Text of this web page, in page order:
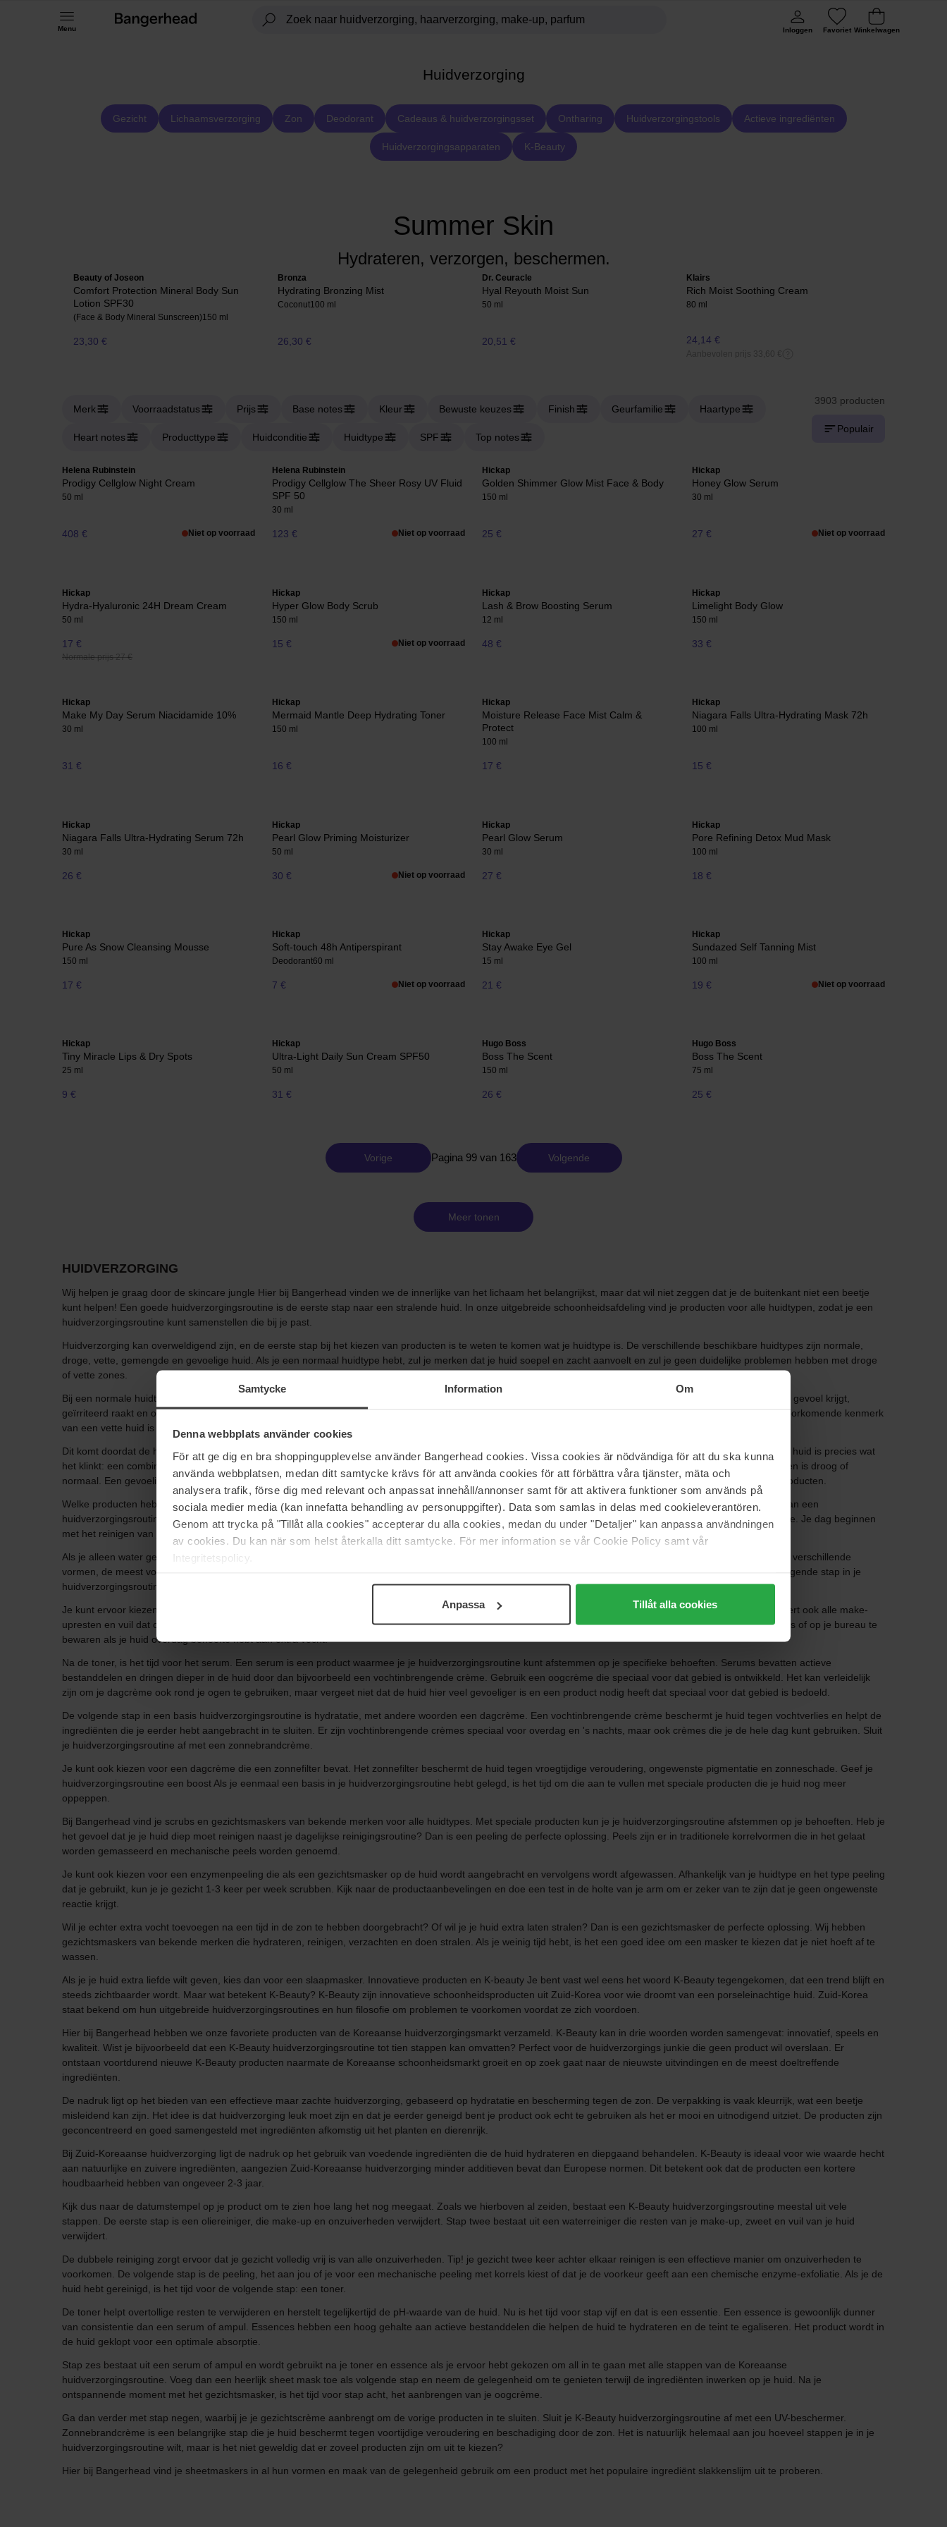
Samtycke Information Om
Denna webbplats använder cookies
För att ge dig en bra shoppingupplevelse använder Bangerhead cookies. Vissa cookies är nödvändiga för att du ska kunna
använda webbplatsen, medan ditt samtycke krävs för att använda cookies för att förbättra våra tjänster, mäta och
analysera trafik, förse dig med relevant och anpassat innehåll/annonser samt för att aktivera funktioner som används på
sociala medier media (kan innefatta behandling av personuppgifter). Data som samlas in delas med cookieleverantören.
Genom att trycka på "Tillåt alla cookies" accepterar du alla cookies, medan du under "Detaljer" kan anpassa användningen
av cookies. Du kan när som helst återkalla ditt samtycke. För mer information se vår Cookie Policy samt vår
Integritetspolicy.
Anpassa Tillåt alla cookies
Menu Inloggen Favoriet Winkelwagen
Huidverzorging
Gezicht Lichaamsverzorging Zon Deodorant Cadeaus & huidverzorgingsset Ontharing Huidverzorgingstools Actieve ingrediënten
Huidverzorgingsapparaten K-Beauty
Summer Skin
Hydrateren, verzorgen, beschermen.
Beauty of Joseon
Comfort Protection Mineral Body Sun
Lotion SPF30
(Face & Body Mineral Sunscreen)150 ml
23,30 €
Bronza
Hydrating Bronzing Mist
Coconut100 ml
26,30 €
Dr. Ceuracle
Hyal Reyouth Moist Sun
50 ml
20,51 €
Klairs
Rich Moist Soothing Cream
80 ml
24,14 €
Aanbevolen prijs 33,60 €
Merk Voorraadstatus Prijs Base notes Kleur Bewuste keuzes Finish Geurfamilie Haartype
Heart notes Producttype Huidconditie Huidtype SPF Top notes
3903 producten
Populair
Helena Rubinstein
Prodigy Cellglow Night Cream
50 ml
408 € Niet op voorraad
Helena Rubinstein
Prodigy Cellglow The Sheer Rosy UV Fluid
SPF 50
30 ml
123 € Niet op voorraad
Hickap
Golden Shimmer Glow Mist Face & Body
150 ml
25 €
Hickap
Honey Glow Serum
30 ml
27 € Niet op voorraad
Hickap
Hydra-Hyaluronic 24H Dream Cream
50 ml
17 €
Normale prijs 27 €
Hickap
Hyper Glow Body Scrub
150 ml
15 € Niet op voorraad
Hickap
Lash & Brow Boosting Serum
12 ml
48 €
Hickap
Limelight Body Glow
150 ml
33 €
Hickap
Make My Day Serum Niacidamide 10%
30 ml
31 €
Hickap
Mermaid Mantle Deep Hydrating Toner
150 ml
16 €
Hickap
Moisture Release Face Mist Calm &
Protect
100 ml
17 €
Hickap
Niagara Falls Ultra-Hydrating Mask 72h
100 ml
15 €
Hickap
Niagara Falls Ultra-Hydrating Serum 72h
30 ml
26 €
Hickap
Pearl Glow Priming Moisturizer
50 ml
30 € Niet op voorraad
Hickap
Pearl Glow Serum
30 ml
27 €
Hickap
Pore Refining Detox Mud Mask
100 ml
18 €
Hickap
Pure As Snow Cleansing Mousse
150 ml
17 €
Hickap
Soft-touch 48h Antiperspirant
Deodorant60 ml
7 € Niet op voorraad
Hickap
Stay Awake Eye Gel
15 ml
21 €
Hickap
Sundazed Self Tanning Mist
100 ml
19 € Niet op voorraad
Hickap
Tiny Miracle Lips & Dry Spots
25 ml
9 €
Hickap
Ultra-Light Daily Sun Cream SPF50
50 ml
31 €
Hugo Boss
Boss The Scent
150 ml
26 €
Hugo Boss
Boss The Scent
75 ml
25 €
Vorige Pagina 99 van 163 Volgende
Meer tonen
HUIDVERZORGING
Wij helpen je graag door de skincare jungle Hier bij Bangerhead vinden we de innerlijke van het lichaam het belangrijkst, maar dat wil niet zeggen dat je de buitenkant niet een beetje
kunt helpen! Een goede huidverzorgingsroutine is de eerste stap naar een stralende huid. In onze uitgebreide schoonheidsafdeling vind je producten voor alle huidtypen, zodat je een
huidverzorgingsroutine kunt samenstellen die bij je past.
Huidverzorging kan overweldigend zijn, en de eerste stap bij het kiezen van producten is te weten te komen wat je huidtype is. De verschillende beschikbare huidtypes zijn normale,
droge, vette, gemengde en gevoelige huid. Als je een normaal huidtype hebt, zul je merken dat je huid soepel en zacht aanvoelt en zul je geen duidelijke problemen hebben met droge
of vette zones.
Bij een normale huidtype zal je ook niet ervaren dat je huid prikt, trekkerig aanvoelt of jeukt. Als je echter een droge huid heeft, is de kans groter dat je een trekkerig gevoel krijgt,
geïrriteerd raakt en op bepaalde plaatsen zelfs schilfertjes krijgt. Een droge huid geeft sneller water af dan een normale huid en droogt dus sneller uit. Het meest voorkomende kenmerk
van een vette huid is dat deze vaak glanst en dat je last kunt hebben van vergrote poriën met mee-eters en acne.
Dit komt doordat de huid een overproductie heeft van talg, een mengsel van de oliën die van nature door de talgklieren worden geproduceerd. Een gecombineerde huid is precies wat
het klinkt: een combinatie van twee huidtypes. De gecombineerde huid is meestal vet in de T-zone tussen het voorhoofd, de neus en de kin en de huid op de wangen is droog of
normaal. Een gevoelig huidtype kan last hebben van een jeukende, branderige of prikkende huid en kan reageren op verschillende cosmetica of huidverzorgingsproducten.
Welke producten heb ik nodig in een huidverzorgingsroutine? Natuurlijk is een huidverzorgingsroutine afhankelijk van je huidtype en hoeveel tijd je hebt. De basis van een
huidverzorgingsroutine kan in de volgende stappen worden samengevat - reiniging, toner of tonic, serum, oogcrème, vochtinbrengende crème en zonnebrandcrème. Je dag beginnen
met het reinigen van je gezicht is een goede basis voor je huidverzorgingsroutine.
Als je alleen water gebruikt, loop je het risico dat je huid uitdroogt, omdat de pH-waarde van het water je huid uit balans kan brengen. Reinigingsproducten zijn er in verschillende
vormen, de meest voorkomende zijn olie, mousse, melk, crème, gel, schuim en voor wie onderweg is - reinigingsdoekjes. Een hydraterende toner is de logische volgende stap in je
huidverzorgingsroutine.
Je kunt ervoor kiezen het product rechtstreeks op de huid te sprayen als de verpakking dat toelaat, of het aan te brengen met een wattenschijfje. Een toner verwijdert ook alle make-
upresten en vuil dat op de huid is achtergebleven. Het bereidt de huid voor op de volgende stap in je huidverzorgingsroutine. Tip! Een facemist is perfect om in je tas of op je bureau te
bewaren als je huid overdag behoefte hebt aan extra vocht.
Na de toner, is het tijd voor het serum. Een serum is een product waarmee je je huidverzorgingsroutine kunt afstemmen op je specifieke behoeften. Serums bevatten actieve
bestanddelen en dringen dieper in de huid door dan bijvoorbeeld een vochtinbrengende crème. Gebruik een oogcrème die speciaal voor dat gebied is ontwikkeld. Het kan verleidelijk
zijn om je dagcrème ook rond je ogen te gebruiken, maar vergeet niet dat de huid hier veel gevoeliger is en een product nodig heeft dat speciaal voor dat gebied is bedoeld.
De volgende stap in een basis huidverzorgingsroutine is hydratatie, met andere woorden een dagcrème. Een vochtinbrengende crème beschermt je huid tegen vochtverlies en helpt de
ingrediënten die je eerder hebt aangebracht in te sluiten. Er zijn vochtinbrengende crèmes speciaal voor overdag en 's nachts, maar ook crèmes die je de hele dag kunt gebruiken. Sluit
je huidverzorgingsroutine af met een zonnebrandcrème.
Je kunt ook kiezen voor een dagcrème die een zonnefilter bevat. Het zonnefilter beschermt de huid tegen vroegtijdige veroudering, ongewenste pigmentatie en zonneschade. Geef je
huidverzorgingsroutine een boost Als je eenmaal een basis in je huidverzorgingsroutine hebt gelegd, is het tijd om die aan te vullen met speciale producten die je huid nog meer
oppeppen.
Bij Bangerhead vind je scrubs en gezichtsmaskers van bekende merken voor alle huidtypes. Met speciale producten kun je je huidverzorgingsroutine afstemmen op je behoeften. Heb je
het gevoel dat je je huid diep moet reinigen naast je dagelijkse reinigingsroutine? Dan is een peeling de perfecte oplossing. Peels zijn er in traditionele korrelvormen die in het gelaat
worden gemasseerd en mechanische peels worden genoemd.
Je kunt ook kiezen voor een enzymenpeeling die als een gezichtsmasker op de huid wordt aangebracht en vervolgens wordt afgewassen. Afhankelijk van je huidtype en het type peeling
dat je gebruikt, kun je je gezicht 1-3 keer per week scrubben. Kijk naar de productaanbevelingen en doe een test in de holte van je arm om er zeker van te zijn dat je geen ongewenste
reactie krijgt.
Wil je echter extra vocht toevoegen na een tijd in de zon te hebben doorgebracht? Of wil je je huid extra laten stralen? Dan is een gezichtsmasker de perfecte oplossing. Wij hebben
gezichtsmaskers van bekende merken die hydrateren, reinigen, verzachten en doen stralen. Als je weinig tijd hebt, is het een goed idee om een masker te kiezen dat je niet hoeft af te
wassen.
Als je je huid extra liefde wilt geven, kies dan voor een slaapmasker. Innovatieve producten en K-beauty Je bent vast wel eens het woord K-Beauty tegengekomen, dat een trend blijft en
steeds zichtbaarder wordt. Maar wat betekent K-Beauty? K-Beauty zijn innovatieve schoonheidsproducten uit Zuid-Korea voor wie droomt van een porseleinachtige huid. Zuid-Korea
staat bekend om hun uitgebreide huidverzorgingsroutines en hun filosofie om problemen te voorkomen voordat ze zich voordoen.
Hier bij Bangerhead hebben we onze favoriete producten van de Koreaanse huidverzorgingsmarkt verzameld. K-Beauty kan in drie woorden worden samengevat: innovatief, speels en
kwaliteit. Wist je bijvoorbeeld dat een K-Beauty huidverzorgingsroutine tot tien stappen kan omvatten? Perfect voor de huidverzorgings junkie die geen product wil overslaan. Er
ontstaan voortdurend nieuwe K-Beauty producten naarmate de Koreaanse schoonheidsmarkt groeit en op zoek gaat naar de nieuwste uitvindingen en de meest doeltreffende
ingrediënten.
De nadruk ligt op het bieden van een effectieve maar zachte huidverzorging, gebaseerd op hydratatie en bescherming tegen de zon. De verpakking is vaak kleurrijk, wat een beetje
misleidend kan zijn. Het idee is dat huidverzorging leuk moet zijn en dat je eerder geneigd bent je product ook echt te gebruiken als het er mooi en uitnodigend uitziet. De producten zijn
geconcentreerd en goed samengesteld met ingrediënten afkomstig uit het planten en dierenrijk.
Bij Zuid-Koreaanse huidverzorging ligt de nadruk op het gebruik van voedende ingrediënten die de huid hydrateren en diepgaand behandelen. K-Beauty is ideaal voor wie waarde hecht
aan natuurlijke en zuivere ingrediënten, aangezien Zuid-Koreaanse huidverzorging minder additieven bevat dan Europese normen. Dit betekent ook dat de producten een kortere
houdbaarheid hebben van ongeveer 2-3 jaar.
Kijk dus naar de datumstempel op je product om te zien hoe lang het nog meegaat. Zoals we hierboven al zeiden, bestaat een K-Beauty huidverzorgingsroutine meestal uit vele
stappen. De eerste stap is een oliereiniger, die make-up en onzuiverheden verwijdert. Stap twee bestaat uit een waterreiniger die resten van je make-up, zweet en vuil van je huid
verwijdert.
De dubbele reiniging zorgt ervoor dat je gezicht volledig vrij is van alle onzuiverheden. Tip! je gezicht twee keer achter elkaar reinigen is een effectieve manier om onzuiverheden te
voorkomen. De volgende stap is de peeling, het aan jou of je voor een mechanische peeling met korrels kiest of dat je de voorkeur geeft aan een chemische enzyme-exfoliatie. Als je de
huid hebt gereinigd, is het tijd voor de volgende stap: een toner.
De toner helpt overtollige resten te verwijderen en herstelt tegelijkertijd de pH-waarde van de huid. Nu is het tijd voor stap vijf en dat is een essentie. Een essence is gewoonlijk dunner
van consistentie dan een serum of ampul. Essences hebben een hoog gehalte aan actieve bestanddelen die helpen de huid te hydrateren en de teint te egaliseren. Het product wordt in
de huid geklopt voor een optimale absorptie.
Stap zes bestaat uit een serum of ampul en wordt gebruikt na je toner en essence als je ervoor hebt gekozen om all in te gaan met alle stappen van de Koreaanse
huidverzorgingsroutine. Voeg dan een heerlijk sheet mask toe als volgende stap en neem de gelegenheid om te genieten terwijl de ingrediënten inwerken op je huid. Na je
ontspannende moment met het gezichtsmasker, is het tijd voor stap acht, het aanbrengen van je oogcrème.
Ga dan verder met stap negen, waarbij je je gezichtscrème aanbrengt om de vorige producten in te sluiten. Sluit je K-Beauty huidverzorgingsroutine af met een UV-beschermer.
Zonnebrandcrème is een belangrijke stap die je huid beschermt tegen voortijdige veroudering en beschadiging door de zon. Het is natuurlijk helemaal aan jou hoeveel stappen je in je
huidverzorgingsroutine wilt, maar is het niet geweldig dat er zoveel producten zijn om uit te kiezen?
Hier bij Bangerhead vind je sheetmaskers in al hun vormen en maak van de gelegenheid gebruik om een product met het populaire ingrediënt slakkenslijm uit te proberen.